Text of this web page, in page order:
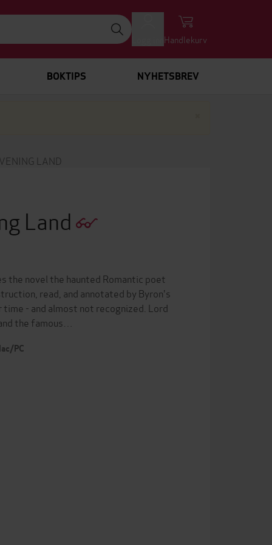
Handlekurv
BOKTIPS NYHETSBREV
LAND
Land
the novel the haunted Romantic poet
read, and annotated by Byron's
- and almost not recognized. Lord
the famous…
PC